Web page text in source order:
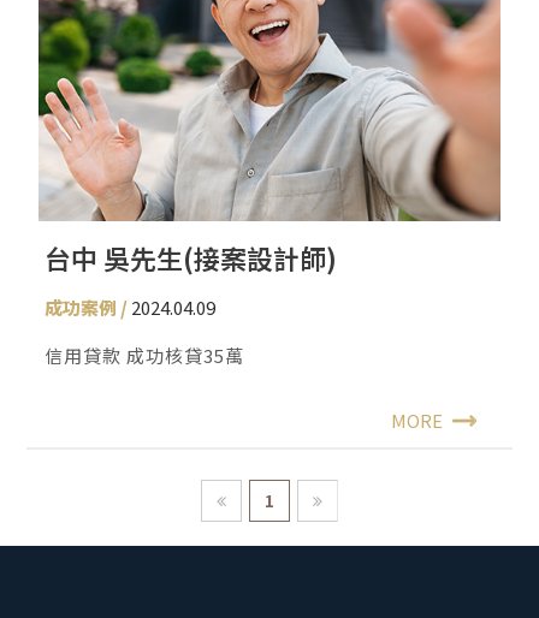
台中 吳先生(接案設計師)
成功案例
2024.04.09
信用貸款 成功核貸35萬
MORE
1